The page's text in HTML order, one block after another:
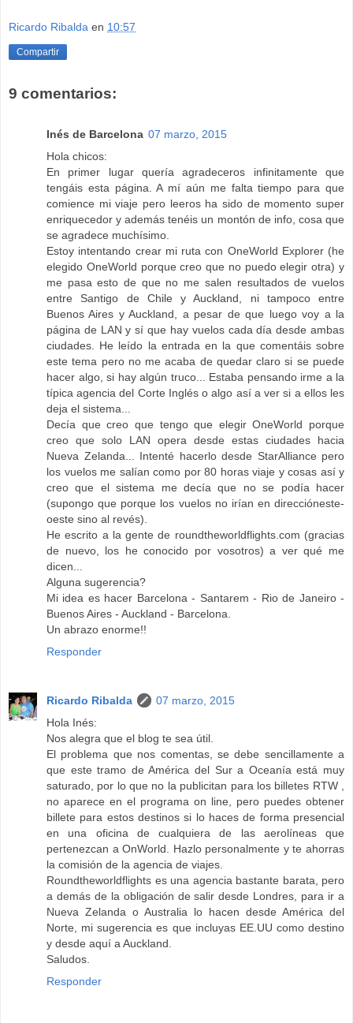
Ricardo Ribalda en 10:57
Compartir
9 comentarios:
Inés de Barcelona 07 marzo, 2015
Hola chicos:
En primer lugar quería agradeceros infinitamente que
tengáis esta página. A mí aún me falta tiempo para que
comience mi viaje pero leeros ha sido de momento super
enriquecedor y además tenéis un montón de info, cosa que
se agradece muchísimo.
Estoy intentando crear mi ruta con OneWorld Explorer (he
elegido OneWorld porque creo que no puedo elegir otra) y
me pasa esto de que no me salen resultados de vuelos
entre Santigo de Chile y Auckland, ni tampoco entre
Buenos Aires y Auckland, a pesar de que luego voy a la
página de LAN y sí que hay vuelos cada día desde ambas
ciudades. He leído la entrada en la que comentáis sobre
este tema pero no me acaba de quedar claro si se puede
hacer algo, si hay algún truco... Estaba pensando irme a la
típica agencia del Corte Inglés o algo así a ver si a ellos les
deja el sistema...
Decía que creo que tengo que elegir OneWorld porque
creo que solo LAN opera desde estas ciudades hacia
Nueva Zelanda... Intenté hacerlo desde StarAlliance pero
los vuelos me salían como por 80 horas viaje y cosas así y
creo que el sistema me decía que no se podía hacer
(supongo que porque los vuelos no irían en direccióneste-
oeste sino al revés).
He escrito a la gente de roundtheworldflights.com (gracias
de nuevo, los he conocido por vosotros) a ver qué me
dicen...
Alguna sugerencia?
Mi idea es hacer Barcelona - Santarem - Rio de Janeiro -
Buenos Aires - Auckland - Barcelona.
Un abrazo enorme!!
Responder
Ricardo Ribalda
07 marzo, 2015
Hola Inés:
Nos alegra que el blog te sea útil.
El problema que nos comentas, se debe sencillamente a
que este tramo de América del Sur a Oceanía está muy
saturado, por lo que no la publicitan para los billetes RTW ,
no aparece en el programa on line, pero puedes obtener
billete para estos destinos si lo haces de forma presencial
en una oficina de cualquiera de las aerolíneas que
pertenezcan a OnWorld. Hazlo personalmente y te ahorras
la comisión de la agencia de viajes.
Roundtheworldflights es una agencia bastante barata, pero
a demás de la obligación de salir desde Londres, para ir a
Nueva Zelanda o Australia lo hacen desde América del
Norte, mi sugerencia es que incluyas EE.UU como destino
y desde aquí a Auckland.
Saludos.
Responder